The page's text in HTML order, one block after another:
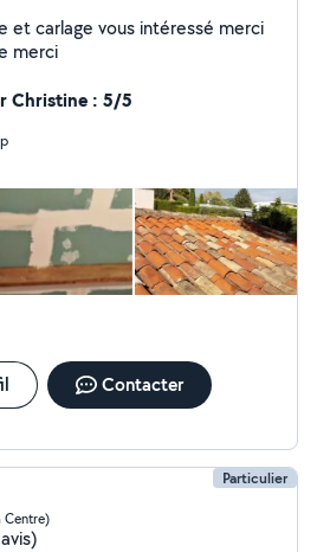
vous contacter Peintre merci
Christine : 5/5
Contacter
Particulier
Centre)